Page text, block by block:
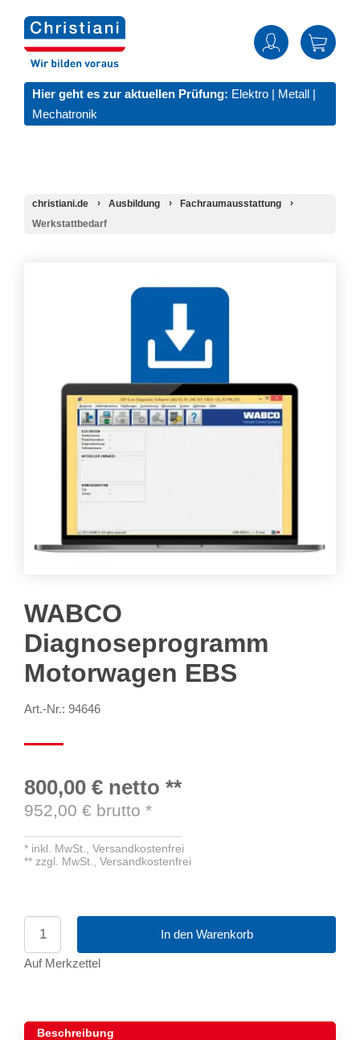
Hier geht es zur aktuellen Prüfung: Elektro | Metall |
Mechatronik
christiani.de Ausbildung
Fachraumausstattung
Werkstattbedarf
WABCO
Diagnoseprogramm
Motorwagen EBS
Art.-Nr.: 94646
800,00 € netto **
952,00 € brutto *
* inkl. MwSt., Versandkostenfrei
** zzgl. MwSt., Versandkostenfrei
In den Warenkorb
Auf Merkzettel
Beschreibung